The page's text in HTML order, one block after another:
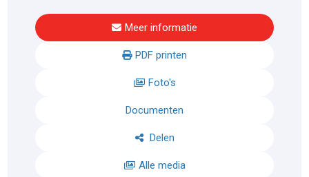
Meer informatie
PDF printen
Foto's
Documenten
Delen
Alle media